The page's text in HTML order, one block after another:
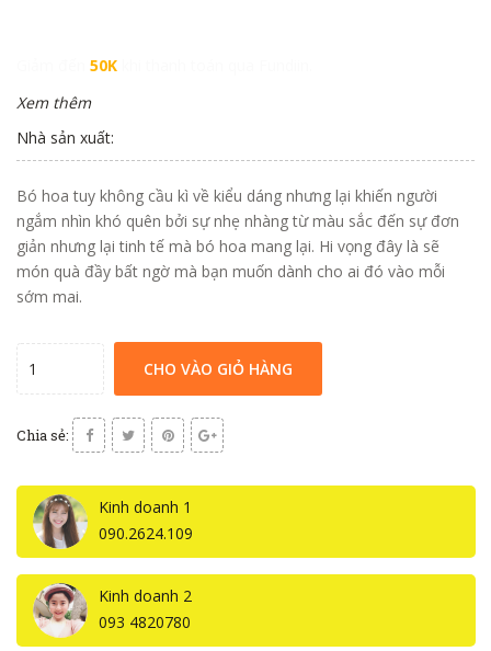
50K
Xem thêm
Nhà sản xuất:
Bó hoa tuy không cầu kì về kiểu dáng nhưng lại khiến người
ngắm nhìn khó quên bởi sự nhẹ nhàng từ màu sắc đến sự đơn
giản nhưng lại tinh tế mà bó hoa mang lại. Hi vọng đây là sẽ
món quà đầy bất ngờ mà bạn muốn dành cho ai đó vào mỗi
sớm mai.
CHO VÀO GIỎ HÀNG
Chia sẻ:
Kinh doanh 1
090.2624.109
Kinh doanh 2
093 4820780